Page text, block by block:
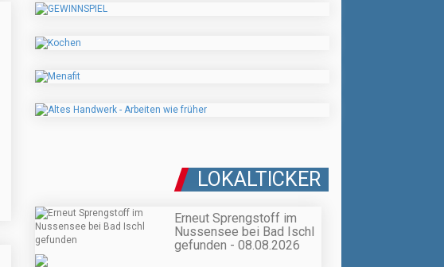
LOKALTICKER
Erneut Sprengstoff im
Nussensee bei Bad Ischl
gefunden - 08.08.2026